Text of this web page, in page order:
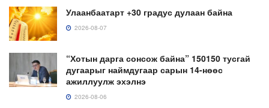
Улаанбаатарт +30 градус дулаан байна
2026-08-07
“Хотын дарга сонсож байна” 150150 тусгай
дугаарыг наймдугаар сарын 14-нөөс
ажиллуулж эхэлнэ
2026-08-06